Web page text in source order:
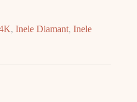
, Inele Diamant, Inele